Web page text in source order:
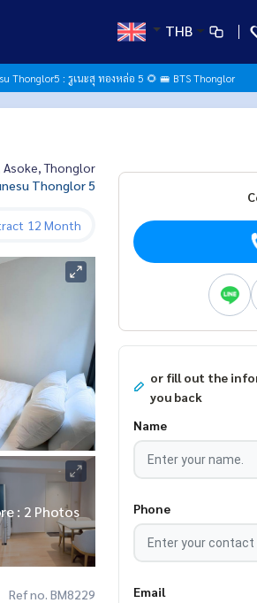
THB
Thonglor5 : รูเนะสุ ทองหล่อ 5 🌻 🚝 BTS Thonglor
Asoke, Thonglor
Thonglor 5
12 Month
: 2 Photos
Ref no. BM8229
or fill out the
you back
Name
Phone
Email